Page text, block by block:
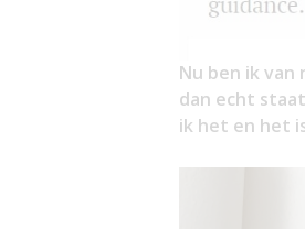
Nu ben ik
dan echt
ik het en het